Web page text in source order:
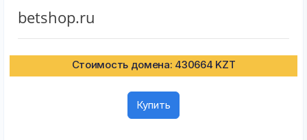
betshop.ru
Стоимость домена: 430664 KZT
Купить